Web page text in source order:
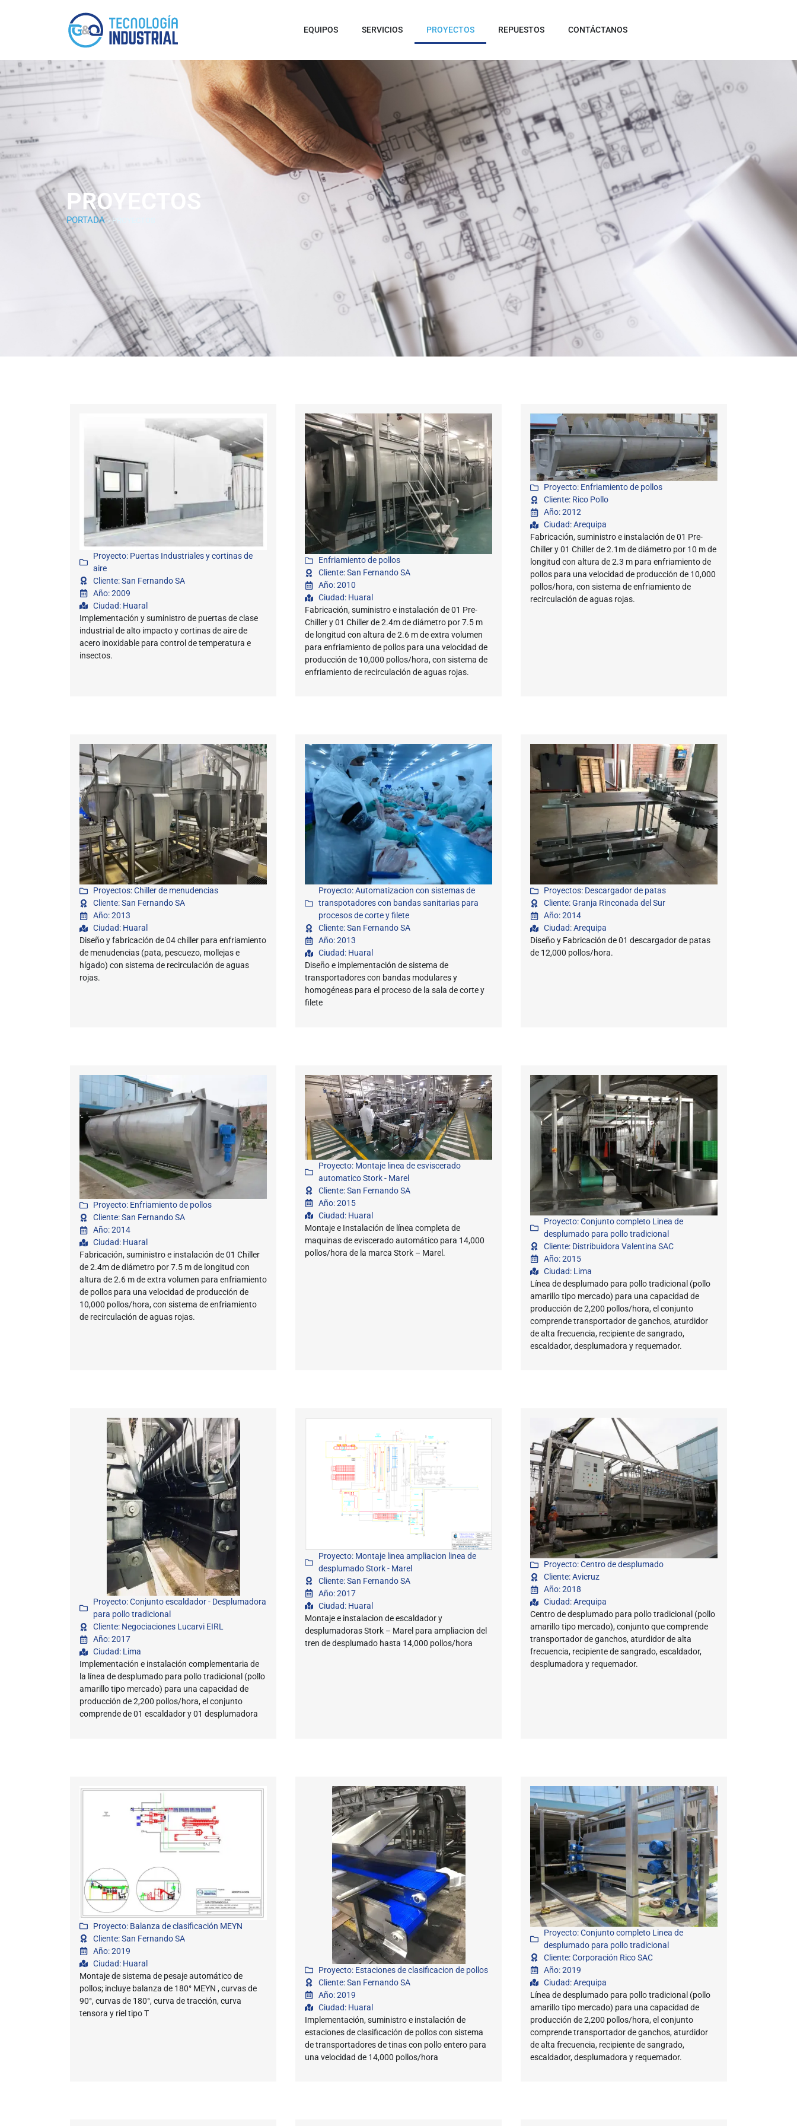
EQUIPOS SERVICIOS PROYECTOS REPUESTOS CONTÁCTANOS
PROYECTOS
PORTADA»PROYECTOS
Proyecto: Puertas Industriales y cortinas de
aire
Cliente: San Fernando SA
Año: 2009
Ciudad: Huaral
Implementación y suministro de puertas de clase
industrial de alto impacto y cortinas de aire de
acero inoxidable para control de temperatura e
insectos.
Enfriamiento de pollos
Cliente: San Fernando SA
Año: 2010
Ciudad: Huaral
Fabricación, suministro e instalación de 01 Pre-
Chiller y 01 Chiller de 2.4m de diámetro por 7.5 m
de longitud con altura de 2.6 m de extra volumen
para enfriamiento de pollos para una velocidad de
producción de 10,000 pollos/hora, con sistema de
enfriamiento de recirculación de aguas rojas.
Proyecto: Enfriamiento de pollos
Cliente: Rico Pollo
Año: 2012
Ciudad: Arequipa
Fabricación, suministro e instalación de 01 Pre-
Chiller y 01 Chiller de 2.1m de diámetro por 10 m de
longitud con altura de 2.3 m para enfriamiento de
pollos para una velocidad de producción de 10,000
pollos/hora, con sistema de enfriamiento de
recirculación de aguas rojas.
Proyectos: Chiller de menudencias
Cliente: San Fernando SA
Año: 2013
Ciudad: Huaral
Diseño y fabricación de 04 chiller para enfriamiento
de menudencias (pata, pescuezo, mollejas e
hígado) con sistema de recirculación de aguas
rojas.
Proyecto: Automatizacion con sistemas de
transpotadores con bandas sanitarias para
procesos de corte y filete
Cliente: San Fernando SA
Año: 2013
Ciudad: Huaral
Diseño e implementación de sistema de
transportadores con bandas modulares y
homogéneas para el proceso de la sala de corte y
filete
Proyectos: Descargador de patas
Cliente: Granja Rinconada del Sur
Año: 2014
Ciudad: Arequipa
Diseño y Fabricación de 01 descargador de patas
de 12,000 pollos/hora.
Proyecto: Enfriamiento de pollos
Cliente: San Fernando SA
Año: 2014
Ciudad: Huaral
Fabricación, suministro e instalación de 01 Chiller
de 2.4m de diámetro por 7.5 m de longitud con
altura de 2.6 m de extra volumen para enfriamiento
de pollos para una velocidad de producción de
10,000 pollos/hora, con sistema de enfriamiento
de recirculación de aguas rojas.
Proyecto: Montaje linea de esviscerado
automatico Stork - Marel
Cliente: San Fernando SA
Año: 2015
Ciudad: Huaral
Montaje e Instalación de línea completa de
maquinas de eviscerado automático para 14,000
pollos/hora de la marca Stork – Marel.
Proyecto: Conjunto completo Linea de
desplumado para pollo tradicional
Cliente: Distribuidora Valentina SAC
Año: 2015
Ciudad: Lima
Línea de desplumado para pollo tradicional (pollo
amarillo tipo mercado) para una capacidad de
producción de 2,200 pollos/hora, el conjunto
comprende transportador de ganchos, aturdidor
de alta frecuencia, recipiente de sangrado,
escaldador, desplumadora y requemador.
Proyecto: Conjunto escaldador - Desplumadora
para pollo tradicional
Cliente: Negociaciones Lucarvi EIRL
Año: 2017
Ciudad: Lima
Implementación e instalación complementaria de
la línea de desplumado para pollo tradicional (pollo
amarillo tipo mercado) para una capacidad de
producción de 2,200 pollos/hora, el conjunto
comprende de 01 escaldador y 01 desplumadora
Proyecto: Montaje linea ampliacion linea de
desplumado Stork - Marel
Cliente: San Fernando SA
Año: 2017
Ciudad: Huaral
Montaje e instalacion de escaldador y
desplumadoras Stork – Marel para ampliacion del
tren de desplumado hasta 14,000 pollos/hora
Proyecto: Centro de desplumado
Cliente: Avicruz
Año: 2018
Ciudad: Arequipa
Centro de desplumado para pollo tradicional (pollo
amarillo tipo mercado), conjunto que comprende
transportador de ganchos, aturdidor de alta
frecuencia, recipiente de sangrado, escaldador,
desplumadora y requemador.
Proyecto: Balanza de clasificación MEYN
Cliente: San Fernando SA
Año: 2019
Ciudad: Huaral
Montaje de sistema de pesaje automático de
pollos; incluye balanza de 180° MEYN , curvas de
90°, curvas de 180°, curva de tracción, curva
tensora y riel tipo T
Proyecto: Estaciones de clasificacion de pollos
Cliente: San Fernando SA
Año: 2019
Ciudad: Huaral
Implementación, suministro e instalación de
estaciones de clasificación de pollos con sistema
de transportadores de tinas con pollo entero para
una velocidad de 14,000 pollos/hora
Proyecto: Conjunto completo Linea de
desplumado para pollo tradicional
Cliente: Corporación Rico SAC
Año: 2019
Ciudad: Arequipa
Línea de desplumado para pollo tradicional (pollo
amarillo tipo mercado) para una capacidad de
producción de 2,200 pollos/hora, el conjunto
comprende transportador de ganchos, aturdidor
de alta frecuencia, recipiente de sangrado,
escaldador, desplumadora y requemador.